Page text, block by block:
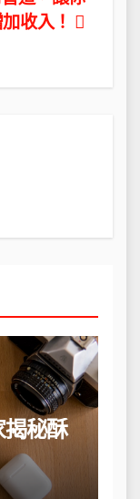
收入！
秘酥